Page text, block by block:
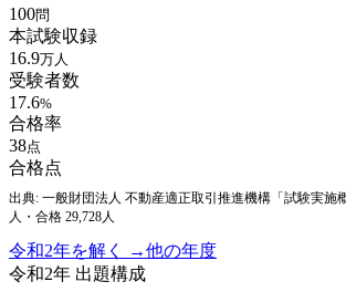
100問
本試験収録
16.9万人
受験者数
17.6%
合格率
38点
合格点
出典: 一般財団法人 不動産適正取引推進機構「試験実施概
人・合格 29,728人
令和2年を解く →他の年度
令和2年 出題構成